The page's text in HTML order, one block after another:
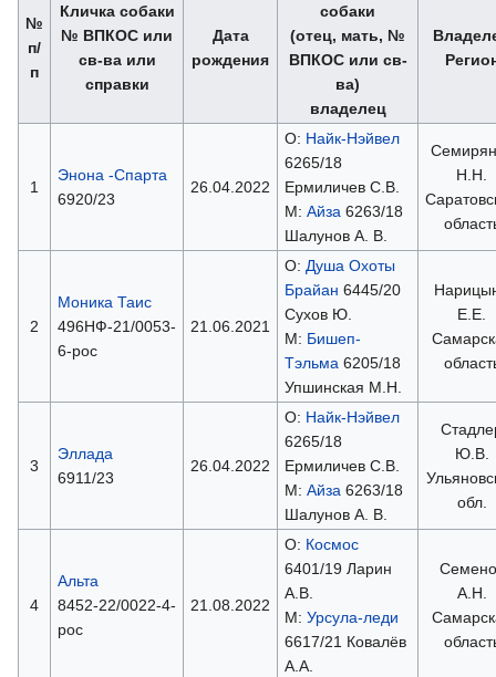
№
п/
п
Кличка собаки
№ ВПКОС или
св-ва или
справки
Дата
рождения
собаки
(отец, мать, №
ВПКОС или св-
ва)
владелец
1
Энона -Спарта
6920/23
26.04.2022
О: Найк-Нэйвел
6265/18
Ермиличев С.В.
М: Айза 6263/18
Шалунов А. В.
Н.Н.
2
Моника Таис
496НФ-21/0053-
6-рос
21.06.2021
О: Душа Охоты
Брайан 6445/20
Сухов Ю.
М: Бишеп-
Тэльма 6205/18
Упшинская М.Н.
Е.Е.
3
Эллада
6911/23
26.04.2022
О: Найк-Нэйвел
6265/18
Ермиличев С.В.
М: Айза 6263/18
Шалунов А. В.
Ю.В.
обл.
4
Альта
8452-22/0022-4-
рос
21.08.2022
О: Космос
6401/19 Ларин
А.В.
М: Урсула-леди
6617/21 Ковалёв
А.А.
А.Н.